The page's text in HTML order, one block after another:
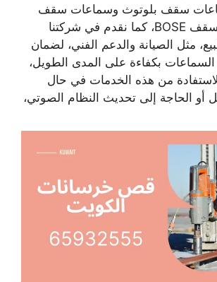
سقف بلوتوث وسماعات سقف
JPL وسماعات سقف BOSE، كما نقدم في شركتنا
مثل الصيانة والدعم الفني، لضمان
بكفاءة على المدى الطويل،
من هذه الخدمات في حال
الحاجة إلى تحديث النظام الصوتي،